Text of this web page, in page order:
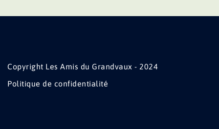
Copyright Les Amis du Grandvaux - 2024
Politique de confidentialité